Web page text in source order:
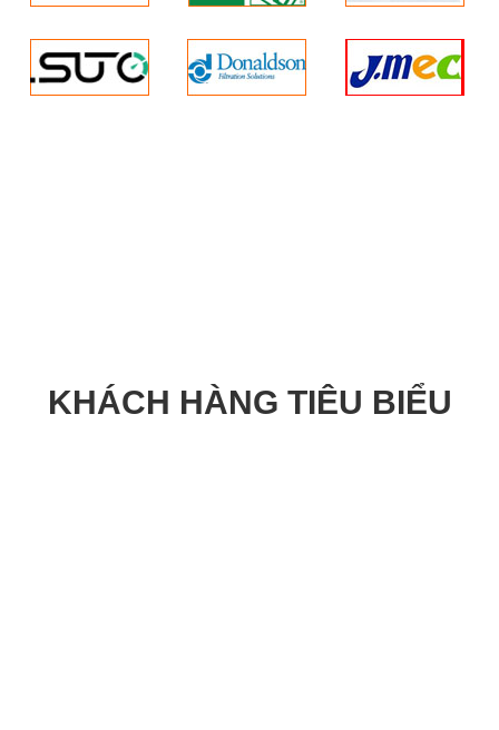
KHÁCH HÀNG TIÊU BIỂU